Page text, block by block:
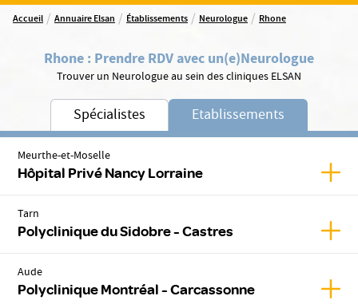
Accueil / Annuaire Elsan / Établissements / Neurologue / Rhone
Rhone : Prendre RDV avec un(e)Neurologue
Trouver un Neurologue au sein des cliniques ELSAN
Spécialistes Etablissements
Meurthe-et-Moselle
Hôpital Privé Nancy Lorraine
Tarn
Polyclinique du Sidobre - Castres
Aude
Polyclinique Montréal - Carcassonne